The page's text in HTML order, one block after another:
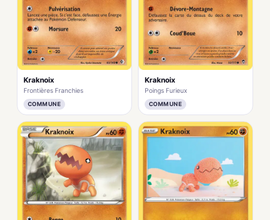
Kraknoix
Frontières Franchies
COMMUNE
Kraknoix
Poings Furieux
COMMUNE